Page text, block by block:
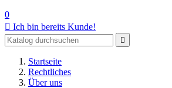
0
 Ich bin bereits Kunde!

Startseite
Rechtliches
Über uns